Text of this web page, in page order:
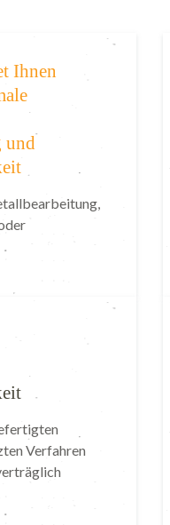
Ihnen
und
Verfahren